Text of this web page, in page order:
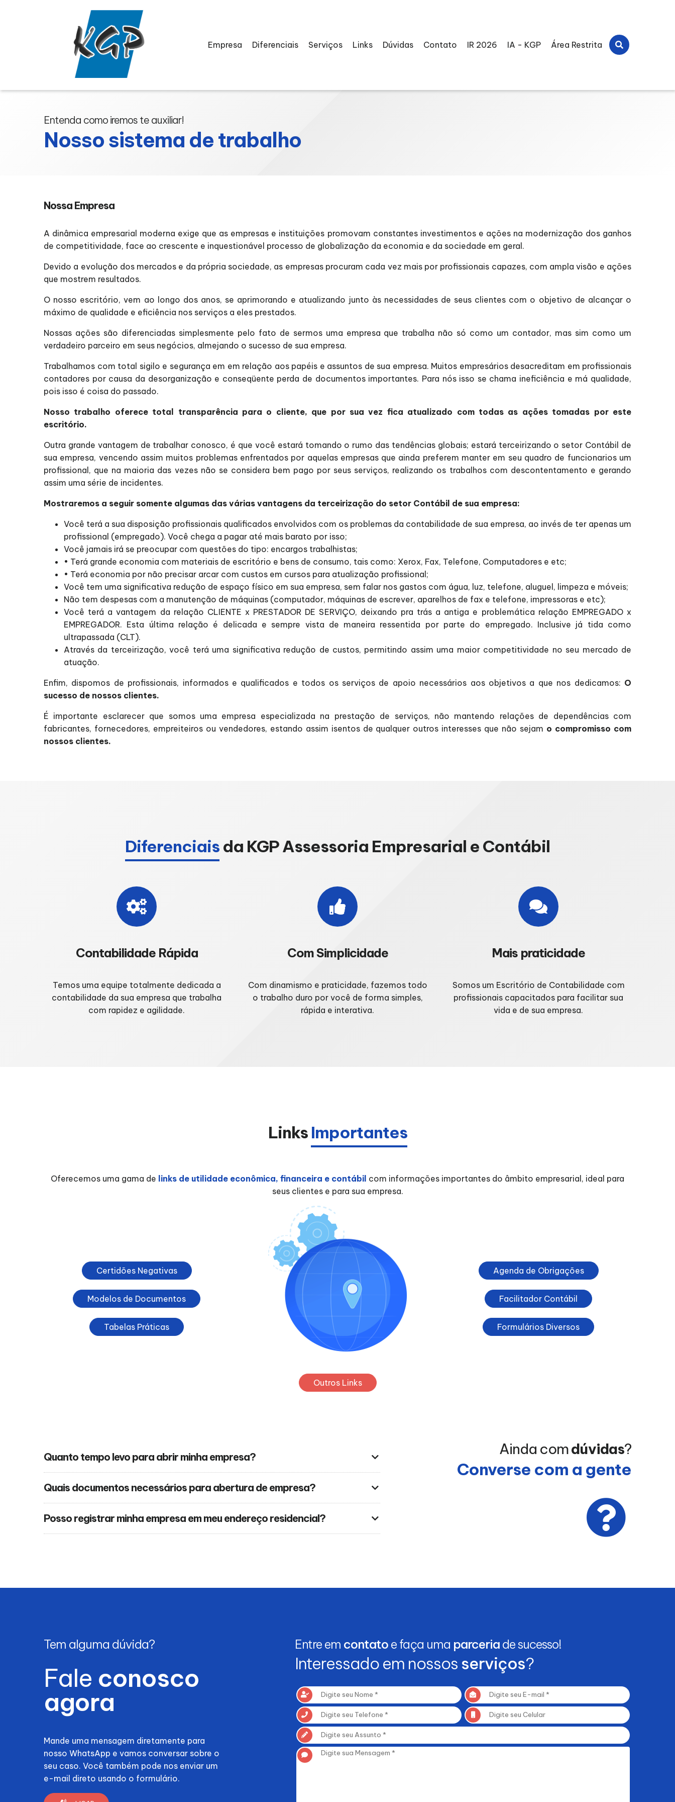
Empresa Diferenciais Serviços Links Dúvidas Contato IR 2026 IA - KGP Área Restrita
Entenda como iremos te auxiliar!
Nosso sistema de trabalho
Nossa Empresa
A dinâmica empresarial moderna exige que as empresas e instituições promovam constantes investimentos e ações na modernização dos ganhos
de competitividade, face ao crescente e inquestionável processo de globalização da economia e da sociedade em geral.
Devido a evolução dos mercados e da própria sociedade, as empresas procuram cada vez mais por profissionais capazes, com ampla visão e ações
que mostrem resultados.
O nosso escritório, vem ao longo dos anos, se aprimorando e atualizando junto às necessidades de seus clientes com o objetivo de alcançar o
máximo de qualidade e eficiência nos serviços a eles prestados.
Nossas ações são diferenciadas simplesmente pelo fato de sermos uma empresa que trabalha não só como um contador, mas sim como um
verdadeiro parceiro em seus negócios, almejando o sucesso de sua empresa.
Trabalhamos com total sigilo e segurança em em relação aos papéis e assuntos de sua empresa. Muitos empresários desacreditam em profissionais
contadores por causa da desorganização e conseqüente perda de documentos importantes. Para nós isso se chama ineficiência e má qualidade,
pois isso é coisa do passado.
Nosso trabalho oferece total transparência para o cliente, que por sua vez fica atualizado com todas as ações tomadas por este
escritório.
Outra grande vantagem de trabalhar conosco, é que você estará tomando o rumo das tendências globais; estará terceirizando o setor Contábil de
sua empresa, vencendo assim muitos problemas enfrentados por aquelas empresas que ainda preferem manter em seu quadro de funcionarios um
profissional, que na maioria das vezes não se considera bem pago por seus serviços, realizando os trabalhos com descontentamento e gerando
assim uma série de incidentes.
Mostraremos a seguir somente algumas das várias vantagens da terceirização do setor Contábil de sua empresa:
Você terá a sua disposição profissionais qualificados envolvidos com os problemas da contabilidade de sua empresa, ao invés de ter apenas um
profissional (empregado). Você chega a pagar até mais barato por isso;
Você jamais irá se preocupar com questões do tipo: encargos trabalhistas;
• Terá grande economia com materiais de escritório e bens de consumo, tais como: Xerox, Fax, Telefone, Computadores e etc;
• Terá economia por não precisar arcar com custos em cursos para atualização profissional;
Você tem uma significativa redução de espaço físico em sua empresa, sem falar nos gastos com água, luz, telefone, aluguel, limpeza e móveis;
Não tem despesas com a manutenção de máquinas (computador, máquinas de escrever, aparelhos de fax e telefone, impressoras e etc);
Você terá a vantagem da relação CLIENTE x PRESTADOR DE SERVIÇO, deixando pra trás a antiga e problemática relação EMPREGADO x
EMPREGADOR. Esta última relação é delicada e sempre vista de maneira ressentida por parte do empregado. Inclusive já tida como
ultrapassada (CLT).
Através da terceirização, você terá uma significativa redução de custos, permitindo assim uma maior competitividade no seu mercado de
atuação.
Enfim, dispomos de profissionais, informados e qualificados e todos os serviços de apoio necessários aos objetivos a que nos dedicamos: O
sucesso de nossos clientes.
É importante esclarecer que somos uma empresa especializada na prestação de serviços, não mantendo relações de dependências com
fabricantes, fornecedores, empreiteiros ou vendedores, estando assim isentos de qualquer outros interesses que não sejam o compromisso com
nossos clientes.
Diferenciais da KGP Assessoria Empresarial e Contábil
Contabilidade Rápida
Temos uma equipe totalmente dedicada a
contabilidade da sua empresa que trabalha
com rapidez e agilidade.
Com Simplicidade
Com dinamismo e praticidade, fazemos todo
o trabalho duro por você de forma simples,
rápida e interativa.
Mais praticidade
Somos um Escritório de Contabilidade com
profissionais capacitados para facilitar sua
vida e de sua empresa.
Links Importantes
Oferecemos uma gama de links de utilidade econômica, financeira e contábil com informações importantes do âmbito empresarial, ideal para
seus clientes e para sua empresa.
Certidões Negativas
Modelos de Documentos
Tabelas Práticas
Agenda de Obrigações
Facilitador Contábil
Formulários Diversos
Outros Links
Ainda comdúvidas?
Converse com a gente
Quanto tempo levo para abrir minha empresa?
Quais documentos necessários para abertura de empresa?
Posso registrar minha empresa em meu endereço residencial?
Tem alguma dúvida?
Fale conosco
agora
Mande uma mensagem diretamente para
nosso WhatsApp e vamos conversar sobre o
seu caso. Você também pode nos enviar um
e-mail direto usando o formulário.
Entre em contato e faça uma parceria de sucesso!
Interessado em nossos serviços?